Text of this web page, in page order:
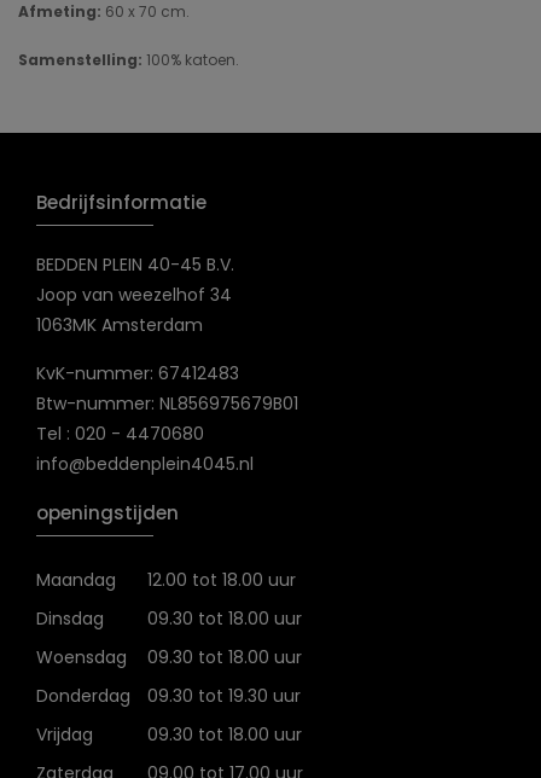
Afmeting: 60 x 70 cm.
Samenstelling: 100% katoen.
Bedrijfsinformatie
BEDDEN PLEIN 40-45 B.V.
Joop van weezelhof 34
1063MK Amsterdam
KvK-nummer: 67412483
Btw-nummer: NL856975679B01
Tel : 020 - 4470680
info@beddenplein4045.nl
openingstijden
Maandag
12.00 tot 18.00 uur
Dinsdag
09.30 tot 18.00 uur
Woensdag
09.30 tot 18.00 uur
Donderdag
09.30 tot 19.30 uur
Vrijdag
09.30 tot 18.00 uur
Zaterdag
09.00 tot 17.00 uur